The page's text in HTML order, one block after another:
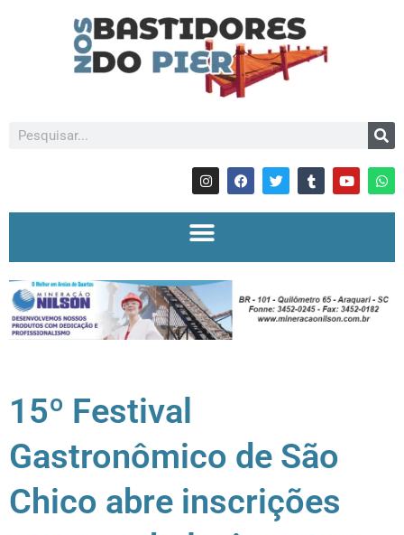
15º Festival
Gastronômico de São
Chico abre inscrições